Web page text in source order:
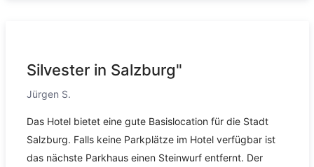
Silvester in Salzburg"
Jürgen S.
Das Hotel bietet eine gute Basislocation für die Stadt
Salzburg. Falls keine Parkplätze im Hotel verfügbar ist
das nächste Parkhaus einen Steinwurf entfernt. Der